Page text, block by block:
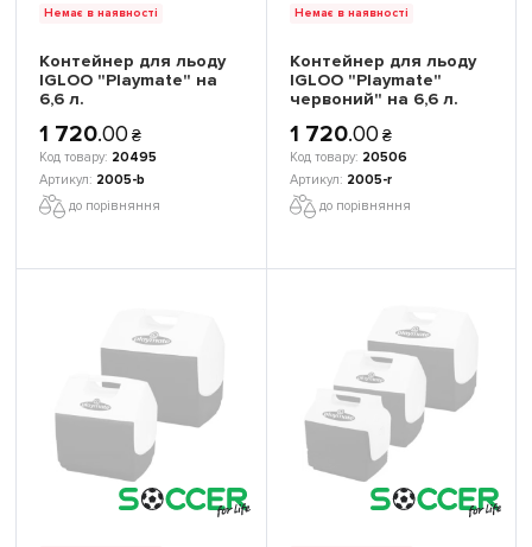
Немає в наявності
Контейнер для льоду
IGLOO "Playmate" на
6,6 л.
1 720.00 ₴
20495
2005-b
до порівняння
Немає в наявності
Контейнер для льоду
IGLOO "Playmate"
червоний" на 6,6 л.
1 720.00 ₴
20506
2005-r
до порівняння